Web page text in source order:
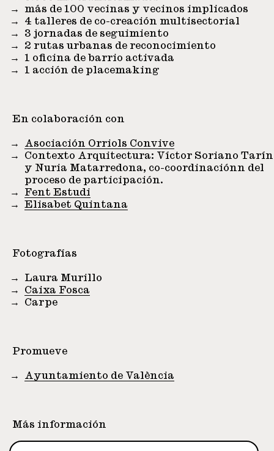
más de 100 vecinas y vecinos implicados
4 talleres de co-creación multisectorial
3 jornadas de seguimiento
2 rutas urbanas de reconocimiento
1 oficina de barrio activada
1 acción de placemaking
En colaboración con
Asociación Orriols Convive
Contexto Arquitectura: Víctor Soriano Tarín
y Nuria Matarredona, co-coordinaciónn del
proceso de participación.
Fent Estudi
Elisabet Quintana
Fotografías
Laura Murillo
Caixa Fosca
Carpe
Promueve
Ayuntamiento de València
Más información